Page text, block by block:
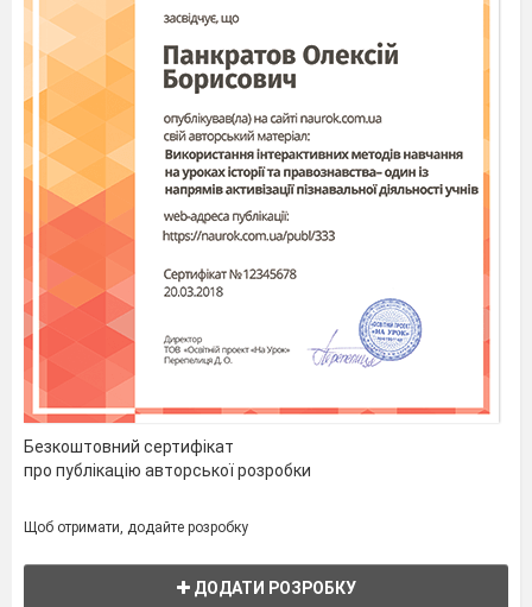
Безкоштовний сертифікат
про публікацію авторської розробки
Щоб отримати, додайте розробку
ДОДАТИ РОЗРОБКУ